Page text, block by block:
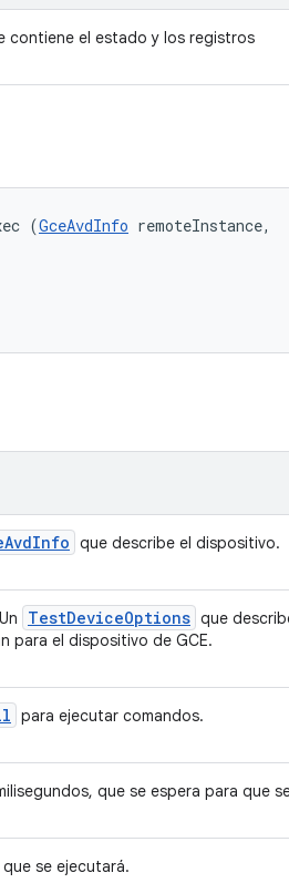
contiene el estado y los registros
(GceAvdInfo remoteInstance,
AvdInfo que describe el dispositivo.
TestDeviceOptions que
para el dispositivo de GCE.
para ejecutar comandos.
que se espera para que
se ejecutará.